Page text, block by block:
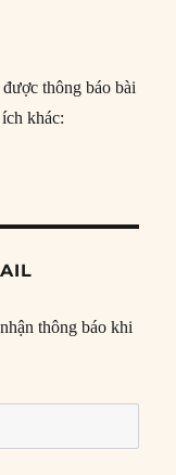
thông báo bài
khác:
thông báo khi